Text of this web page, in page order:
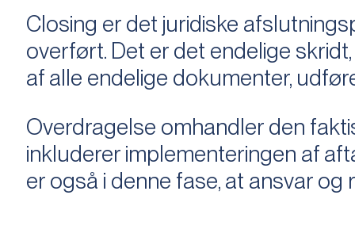
Closing er det juridiske
overført. Det er det endelige
af alle endelige dokumenter,
Overdragelse omhandler den
inkluderer implementeringen af
er også i denne fase, at ansvar